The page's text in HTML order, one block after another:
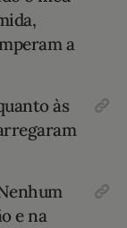
a
às
e na